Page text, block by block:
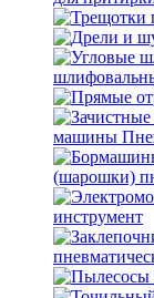
машины
(шарошки)
инструмент